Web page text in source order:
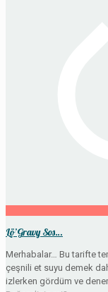
Lö’Gravy Sos…
Merhabalar… Bu tarifte
çeşnili et suyu demek
izlerken gördüm ve